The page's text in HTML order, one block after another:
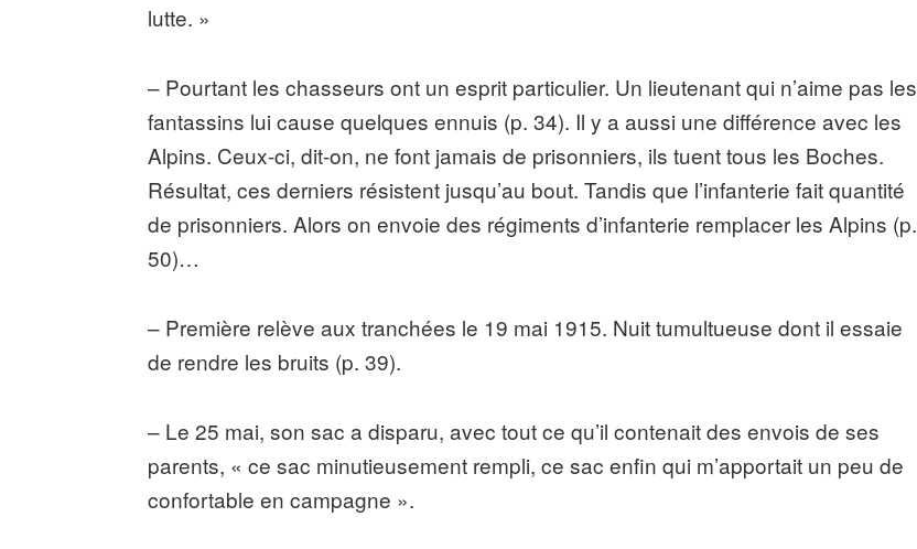
lutte. »
– Pourtant les chasseurs ont un esprit particulier. Un lieutenant qui n’aime pas les
fantassins lui cause quelques ennuis (p. 34). Il y a aussi une différence avec les
Alpins. Ceux-ci, dit-on, ne font jamais de prisonniers, ils tuent tous les Boches.
Résultat, ces derniers résistent jusqu’au bout. Tandis que l’infanterie fait quantité
de prisonniers. Alors on envoie des régiments d’infanterie remplacer les Alpins (p.
50)…
– Première relève aux tranchées le 19 mai 1915. Nuit tumultueuse dont il essaie
de rendre les bruits (p. 39).
– Le 25 mai, son sac a disparu, avec tout ce qu’il contenait des envois de ses
parents, « ce sac minutieusement rempli, ce sac enfin qui m’apportait un peu de
confortable en campagne ».